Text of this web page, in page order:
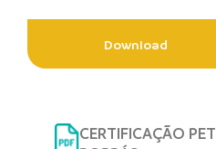
Download
CERTIFICAÇÃO PET